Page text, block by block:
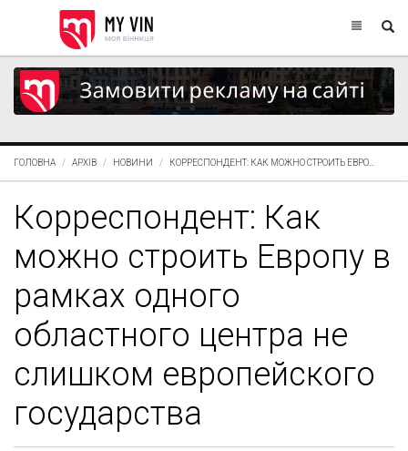
ГОЛОВНА АРХІВ НОВИНИ КОРРЕСПОНДЕНТ: КАК МОЖНО СТРОИТЬ ЕВРО...
Корреспондент: Как
можно строить Европу в
рамках одного
областного центра не
слишком европейского
государства